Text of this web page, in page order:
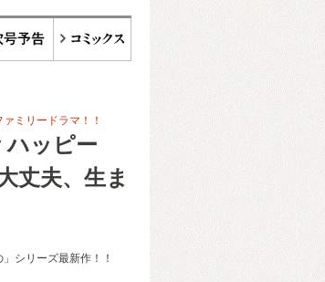
ミリードラマ！！
ハッピー
丈夫、生ま
シリーズ最新作！！